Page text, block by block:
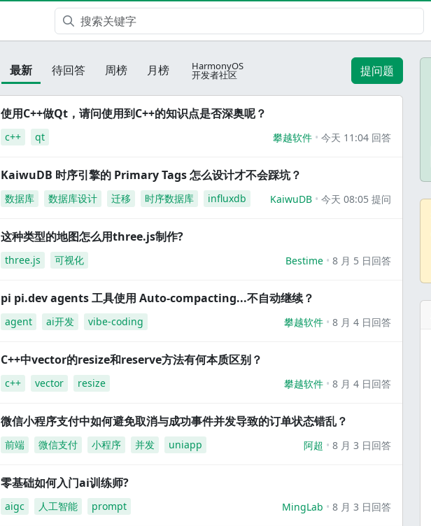
最新 待回答 周榜 月榜 HarmonyOS
开发者社区 提问题
使用C++做Qt，请问使用到C++的知识点是否深奥呢？
c++ qt 攀越软件 今天 11:04 回答
KaiwuDB 时序引擎的 Primary Tags 怎么设计才不会踩坑？
数据库 数据库设计 迁移 时序数据库 influxdb KaiwuDB 今天 08:05 提问
这种类型的地图怎么用three.js制作?
three.js 可视化 Bestime 8 月 5 日回答
pi pi.dev agents 工具使用 Auto-compacting...不自动继续？
agent ai开发 vibe-coding 攀越软件 8 月 4 日回答
C++中vector的resize和reserve方法有何本质区别？
c++ vector resize 攀越软件 8 月 4 日回答
微信小程序支付中如何避免取消与成功事件并发导致的订单状态错乱？
前端 微信支付 小程序 并发 uniapp 阿超 8 月 3 日回答
零基础如何入门ai训练师?
aigc 人工智能 prompt MingLab 8 月 3 日回答